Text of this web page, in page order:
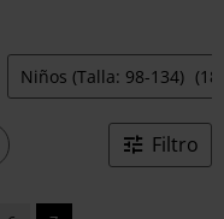
Niños (Talla: 98-134)
Filtro